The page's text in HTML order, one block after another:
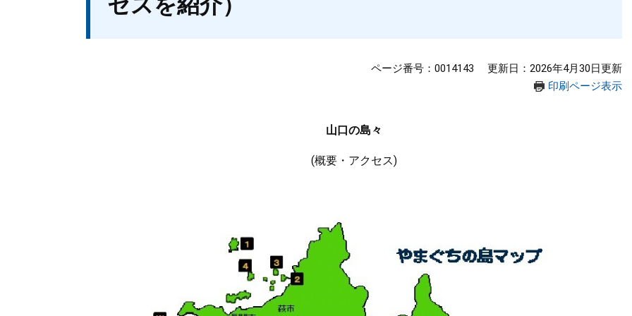
ページ番号：0014143
更新日：2026年4月30日更新
印刷ページ表示
山口の島々
(概要・アクセス)